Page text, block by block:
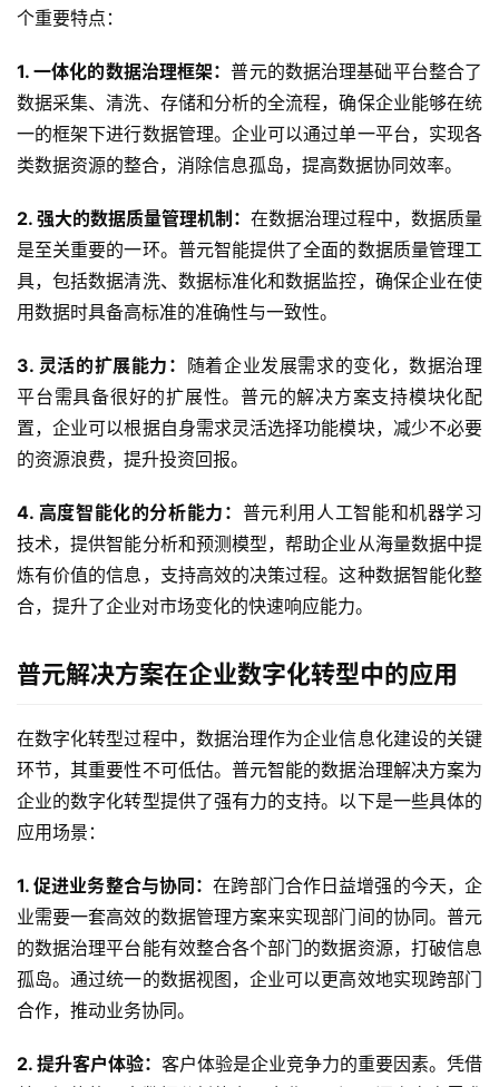
最
活
动
产
品
解
决
方
案
生
与
个重要特点：
1. 一体化的数据治理框架：普元的数据治理基础平台整合了
数据采集、清洗、存储和分析的全流程，确保企业能够在统
一的框架下进行数据管理。企业可以通过单一平台，实现各
类数据资源的整合，消除信息孤岛，提高数据协同效率。
2. 强大的数据质量管理机制： 在数据治理过程中，数据质量
是至关重要的一环。普元智能提供了全面的数据质量管理工
具，包括数据清洗、数据标准化和数据监控，确保企业在使
用数据时具备高标准的准确性与一致性。
3. 灵活的扩展能力：
随着企业发展需求的变化，数据治理
平台需具备很好的扩展性。普元的解决方案支持模块化配
置，企业可以根据自身需求灵活选择功能模块，减少不必要
的资源浪费，提升投资回报。
4. 高度智能化的分析能力： 普元利用人工智能和机器学习
技术，提供智能分析和预测模型，帮助企业从海量数据中提
炼有价值的信息，支持高效的决策过程。这种数据智能化整
合，提升了企业对市场变化的快速响应能力。
普元解决方案在企业数字化转型中的应用
在数字化转型过程中，数据治理作为企业信息化建设的关键
环节，其重要性不可低估。普元智能的数据治理解决方案为
企业的数字化转型提供了强有力的支持。以下是一些具体的
应用场景：
1. 促进业务整合与协同：在跨部门合作日益增强的今天，企
业需要一套高效的数据管理方案来实现部门间的协同。普元
的数据治理平台能有效整合各个部门的数据资源，打破信息
孤岛。通过统一的数据视图，企业可以更高效地实现跨部门
合作，推动业务协同。
2. 提升客户体验： 客户体验是企业竞争力的重要因素。凭借